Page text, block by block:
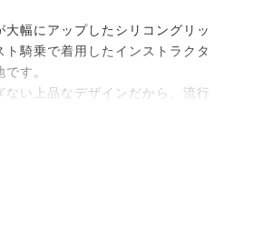
大幅にアップしたシリコングリッ
ト騎乗で着用したインストラクタ
す。
ない上品なデザインだから、流行
比べ、グリップ力が大幅に向上